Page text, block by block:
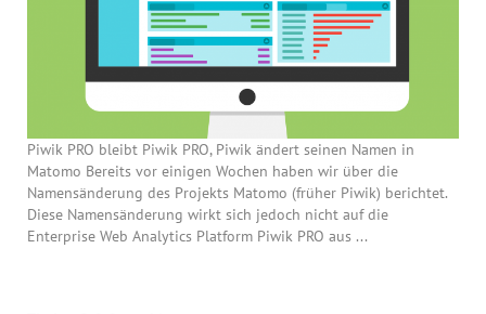
Piwik PRO bleibt Piwik PRO, Piwik ändert seinen Namen in
Matomo Bereits vor einigen Wochen haben wir über die
Namensänderung des Projekts Matomo (früher Piwik) berichtet.
Diese Namensänderung wirkt sich jedoch nicht auf die
Enterprise Web Analytics Platform Piwik PRO aus ...